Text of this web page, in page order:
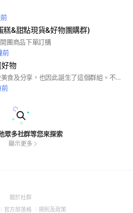
糕&甜點現貨&好物團購群)
團商品下單訂購
前
物
因為團主非常熱愛美食及分享，也因此誕生了這個群組。不喜歡跟大家團一樣的東西，所以親自挖掘許多秘密美食談成獨家合作！ 喜歡秘密美食的大家歡迎成為我們的吃友！ #入群前請先加入官方帳號喔！
前
眾多社群等您來探索
顯示更多
關於社群(Open
(Open
官方部落格 (Open
規則及政策(Open